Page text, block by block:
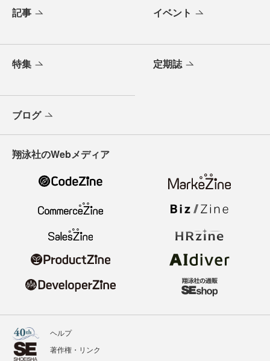
記事 イベント
特集 定期誌
ブログ
翔泳社のWebメディア
ヘルプ
著作権・リンク